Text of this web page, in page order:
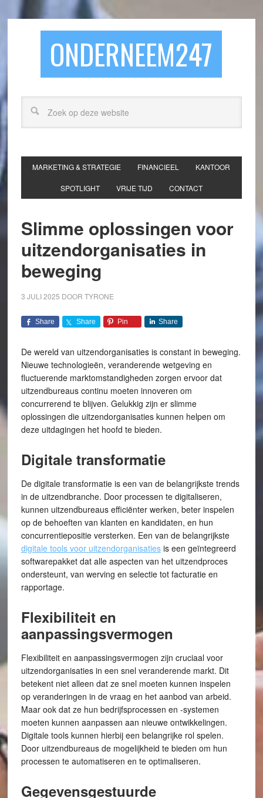
ONDERNEEM247
MARKETING & STRATEGIE FINANCIEEL KANTOOR
SPOTLIGHT VRIJE TIJD CONTACT
Slimme oplossingen voor
uitzendorganisaties in
beweging
3 JULI 2025 DOOR TYRONE
Share Share Pin Share
De wereld van uitzendorganisaties is constant in beweging.
Nieuwe technologieën, veranderende wetgeving en
fluctuerende marktomstandigheden zorgen ervoor dat
uitzendbureaus continu moeten innoveren om
concurrerend te blijven. Gelukkig zijn er slimme
oplossingen die uitzendorganisaties kunnen helpen om
deze uitdagingen het hoofd te bieden.
Digitale transformatie
De digitale transformatie is een van de belangrijkste trends
in de uitzendbranche. Door processen te digitaliseren,
kunnen uitzendbureaus efficiënter werken, beter inspelen
op de behoeften van klanten en kandidaten, en hun
concurrentiepositie versterken. Een van de belangrijkste
digitale tools voor uitzendorganisatiesis een geïntegreerd
softwarepakket dat alle aspecten van het uitzendproces
ondersteunt, van werving en selectie tot facturatie en
rapportage.
Flexibiliteit en
aanpassingsvermogen
Flexibiliteit en aanpassingsvermogen zijn cruciaal voor
uitzendorganisaties in een snel veranderende markt. Dit
betekent niet alleen dat ze snel moeten kunnen inspelen
op veranderingen in de vraag en het aanbod van arbeid.
Maar ook dat ze hun bedrijfsprocessen en -systemen
moeten kunnen aanpassen aan nieuwe ontwikkelingen.
Digitale tools kunnen hierbij een belangrijke rol spelen.
Door uitzendbureaus de mogelijkheid te bieden om hun
processen te automatiseren en te optimaliseren.
Gegevensgestuurde